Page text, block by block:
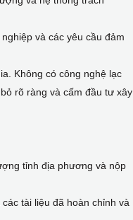
và các yêu cầu đảm
Không có công nghệ lạc
rõ ràng và cấm đầu tư xây
tỉnh địa phương và nộp
tài liệu đã hoàn chỉnh và